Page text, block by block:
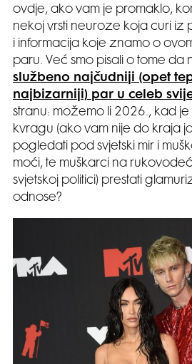
ovdje, ako vam je promaklo,
nekoj vrsti neuroze koja curi iz
i informacija koje znamo o
paru. Već smo pisali o tome da
službeno najčudniji (opet
najbizarniji) par u celeb
stranu: možemo li 2026., kad je
kvragu (ako vam nije do kraja
pogledati pod svjetski mir i
moći, te muškarci na
svjetskoj politici) prestati
odnose?